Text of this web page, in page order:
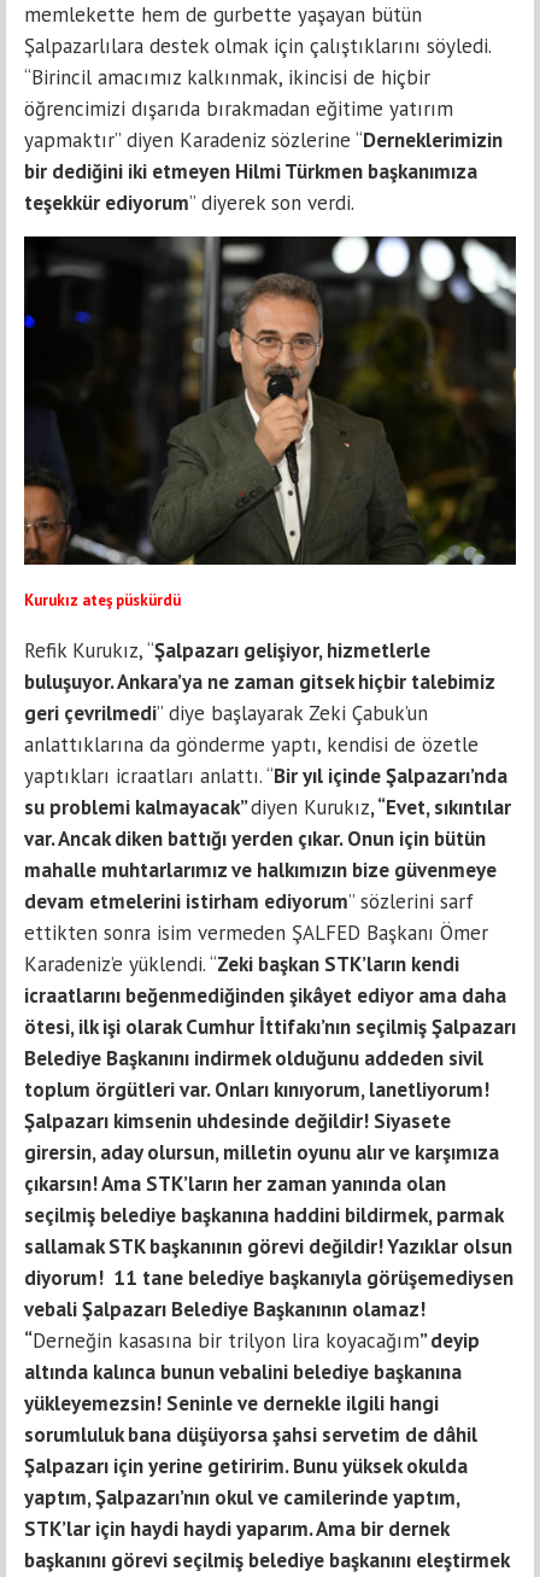
memlekette hem de gurbette yaşayan bütün
Şalpazarlılara destek olmak için çalıştıklarını söyledi.
“Birincil amacımız kalkınmak, ikincisi de hiçbir
öğrencimizi dışarıda bırakmadan eğitime yatırım
yapmaktır” diyen Karadeniz sözlerine “Derneklerimizin
bir dediğini iki etmeyen Hilmi Türkmen başkanımıza
teşekkür ediyorum” diyerek son verdi.
Kurukız ateş püskürdü
Refik Kurukız, “Şalpazarı gelişiyor, hizmetlerle
buluşuyor. Ankara’ya ne zaman gitsek hiçbir talebimiz
geri çevrilmedi” diye başlayarak Zeki Çabuk’un
anlattıklarına da gönderme yaptı, kendisi de özetle
yaptıkları icraatları anlattı. “Bir yıl içinde Şalpazarı’nda
su problemi kalmayacak”diyen Kurukız, “Evet, sıkıntılar
var. Ancak diken battığı yerden çıkar. Onun için bütün
mahalle muhtarlarımız ve halkımızın bize güvenmeye
devam etmelerini istirham ediyorum” sözlerini sarf
ettikten sonra isim vermeden ŞALFED Başkanı Ömer
Karadeniz’e yüklendi. “Zeki başkan STK’ların kendi
icraatlarını beğenmediğinden şikâyet ediyor ama daha
ötesi, ilk işi olarak Cumhur İttifakı’nın seçilmiş Şalpazarı
Belediye Başkanını indirmek olduğunu addeden sivil
toplum örgütleri var. Onları kınıyorum, lanetliyorum!
Şalpazarı kimsenin uhdesinde değildir! Siyasete
girersin, aday olursun, milletin oyunu alır ve karşımıza
çıkarsın! Ama STK’ların her zaman yanında olan
seçilmiş belediye başkanına haddini bildirmek, parmak
sallamak STK başkanının görevi değildir! Yazıklar olsun
diyorum! 11 tane belediye başkanıyla görüşemediysen
vebali Şalpazarı Belediye Başkanının olamaz!
“Derneğin kasasına bir trilyon lira koyacağım” deyip
altında kalınca bunun vebalini belediye başkanına
yükleyemezsin! Seninle ve dernekle ilgili hangi
sorumluluk bana düşüyorsa şahsi servetim de dâhil
Şalpazarı için yerine getiririm. Bunu yüksek okulda
yaptım, Şalpazarı’nın okul ve camilerinde yaptım,
STK’lar için haydi haydi yaparım. Ama bir dernek
başkanını görevi seçilmiş belediye başkanını eleştirmek